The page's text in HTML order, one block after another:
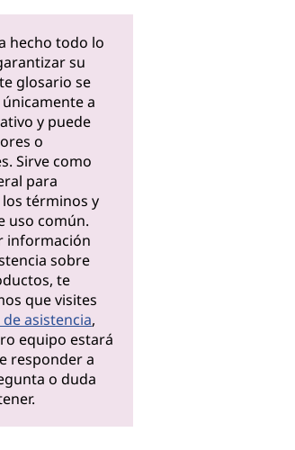
hecho todo lo
su
glosario se
a
y puede
o
Sirve como
para
términos y
uso común.
información
sobre
te
que visites
asistencia,
equipo estará
responder a
o duda